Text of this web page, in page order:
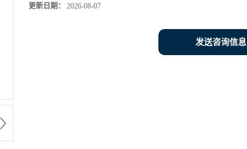
更新日期： 2026-08-07
发送咨询信息